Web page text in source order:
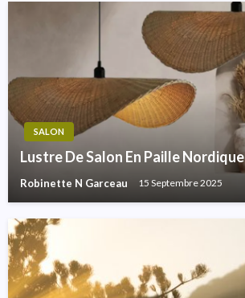
SALON
Lustre De Salon En Paille Nordique
Robinette N Garceau 15 Septembre 2025